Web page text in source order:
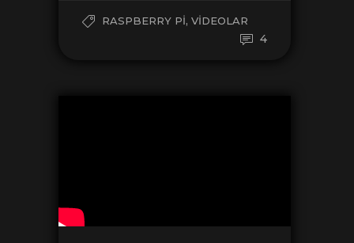
RASPBERRY PI, VIDEOLAR
4